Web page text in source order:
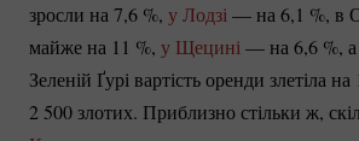
зросли на 7,6 %, у Лодзі — на 6,1 %, в
майже на 11 %, у Щецині — на 6,6 %,
Зеленій Ґурі вартість оренди злетіла на
2 500 злотих. Приблизно стільки ж,